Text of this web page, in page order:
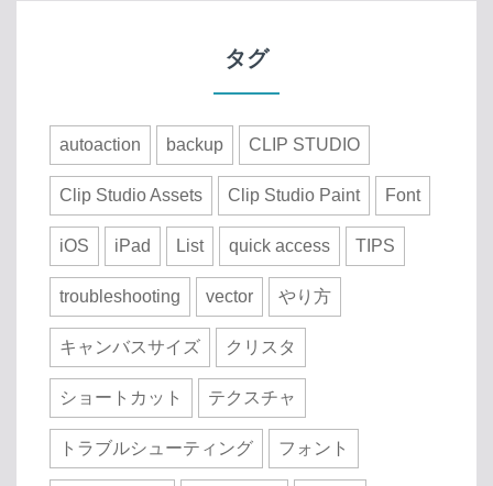
タグ
autoaction backup CLIP STUDIO
Clip Studio Assets Clip Studio Paint Font
iOS iPad List quick access TIPS
troubleshooting vector やり方
キャンバスサイズ クリスタ
ショートカット テクスチャ
トラブルシューティング フォント